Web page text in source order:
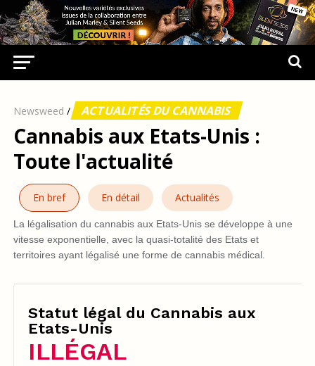
Newsweed / ACTUALITÉS DU CANNABIS
Cannabis aux Etats-Unis :
Toute l'actualité
En bref En détail Actualités
La légalisation du cannabis aux Etats-Unis se développe à une
vitesse exponentielle, avec la quasi-totalité des Etats et
territoires ayant légalisé une forme de cannabis médical.
Statut légal du Cannabis aux
Etats-Unis
ILLÉGAL